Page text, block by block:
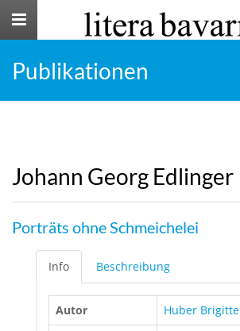
Toggle
Publikationen
Johann Georg Edlinger
Porträts ohne Schmeichelei
Info Beschreibung
Autor
Huber Brigitte